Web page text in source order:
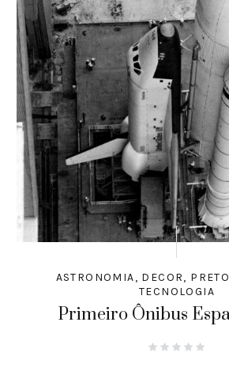
ASTRONOMIA, DECOR,
TECNOLOGIA
Primeiro Ônibus